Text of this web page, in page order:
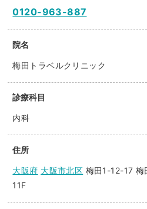
0120-963-887
院名
梅田トラベルクリニック
診療科目
内科
住所
大阪府 大阪市北区 梅田1-12-17 梅
11F